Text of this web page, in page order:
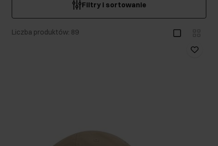
Filtry i sortowanie
Liczba produktów: 89